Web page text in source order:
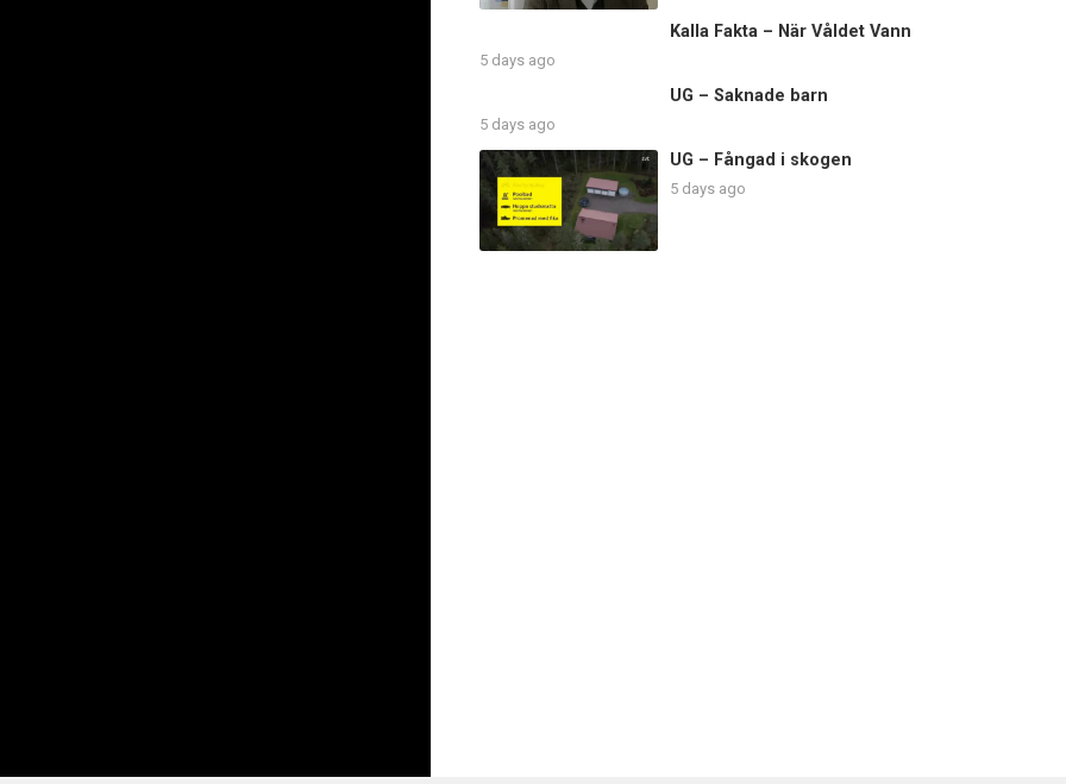
Kalla Fakta – När Våldet Vann
5 days ago
UG – Saknade barn
5 days ago
UG – Fångad i skogen
5 days ago